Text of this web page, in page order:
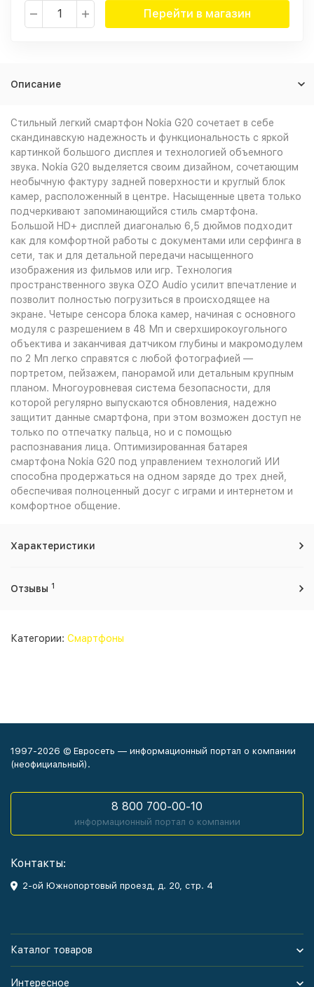
Перейти в магазин
Описание
Стильный легкий смартфон Nokia G20 сочетает в себе
скандинавскую надежность и функциональность с яркой
картинкой большого дисплея и технологией объемного
звука. Nokia G20 выделяется своим дизайном, сочетающим
необычную фактуру задней поверхности и круглый блок
камер, расположенный в центре. Насыщенные цвета только
подчеркивают запоминающийся стиль смартфона.
Большой HD+ дисплей диагональю 6,5 дюймов подходит
как для комфортной работы с документами или серфинга в
сети, так и для детальной передачи насыщенного
изображения из фильмов или игр. Технология
пространственного звука OZO Audio усилит впечатление и
позволит полностью погрузиться в происходящее на
экране. Четыре сенсора блока камер, начиная с основного
модуля с разрешением в 48 Мп и сверхширокоугольного
объектива и заканчивая датчиком глубины и макромодулем
по 2 Мп легко справятся с любой фотографией —
портретом, пейзажем, панорамой или детальным крупным
планом. Многоуровневая система безопасности, для
которой регулярно выпускаются обновления, надежно
защитит данные смартфона, при этом возможен доступ не
только по отпечатку пальца, но и с помощью
распознавания лица. Оптимизированная батарея
смартфона Nokia G20 под управлением технологий ИИ
способна продержаться на одном заряде до трех дней,
обеспечивая полноценный досуг с играми и интернетом и
комфортное общение.
Характеристики
Отзывы 1
Категории: Смартфоны
1997-2026 © Евросеть — информационный портал о компании
(неофициальный).
8 800 700-00-10
информационный портал о компании
Контакты:
2-ой Южнопортовый проезд, д. 20, стр. 4
Каталог товаров
Интересное